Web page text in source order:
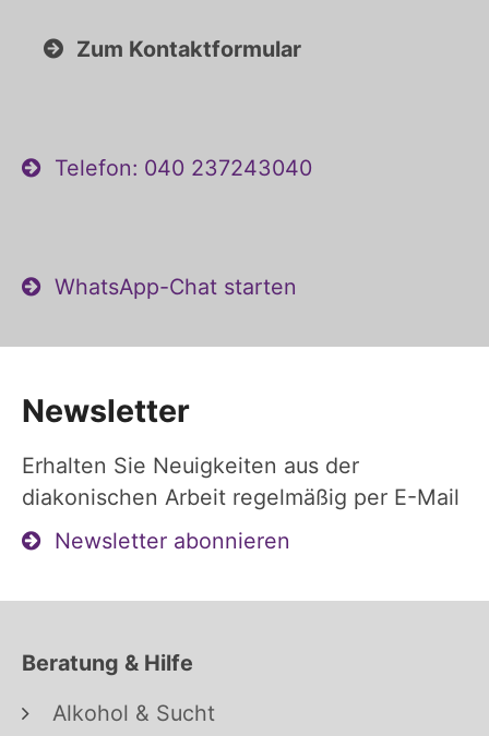
Zum Kontaktformular
Telefon: 040 237243040
WhatsApp-Chat starten
Newsletter
Erhalten Sie Neuigkeiten aus der
diakonischen Arbeit regelmäßig per E-Mail
Newsletter abonnieren
Beratung & Hilfe
Alkohol & Sucht